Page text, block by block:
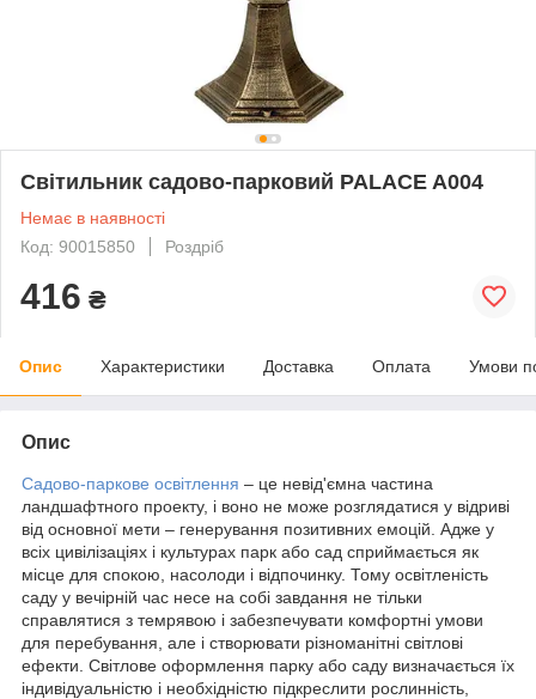
Світильник садово-парковий PALACE A004
Немає в наявності
Код: 90015850
Роздріб
416 ₴
Опис Характеристики Доставка Оплата Умови
Опис
Садово-паркове освітлення – це невід'ємна частина
ландшафтного проекту, і воно не може розглядатися у відриві
від основної мети – генерування позитивних емоцій. Адже у
всіх цивілізаціях і культурах парк або сад сприймається як
місце для спокою, насолоди і відпочинку. Тому освітленість
саду у вечірній час несе на собі завдання не тільки
справлятися з темрявою і забезпечувати комфортні умови
для перебування, але і створювати різноманітні світлові
ефекти. Світлове оформлення парку або саду визначається їх
індивідуальністю і необхідністю підкреслити рослинність,